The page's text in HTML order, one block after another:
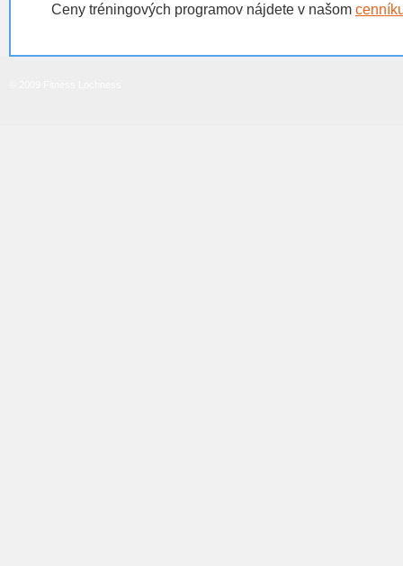
Ceny tréningových programov nájdete v našom